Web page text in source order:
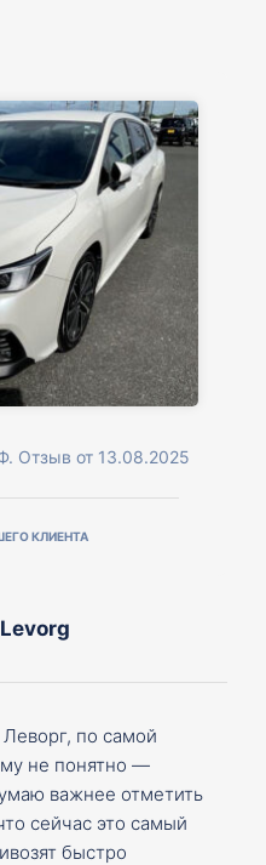
Отзыв от 13.08.2025
КЛИЕНТА
по самой
не понятно —
важнее отметить
сейчас это самый
быстро